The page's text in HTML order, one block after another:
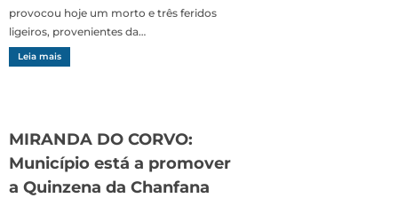
provocou hoje um morto e três feridos
ligeiros, provenientes da…
Leia mais
MIRANDA DO CORVO:
Município está a promover
a Quinzena da Chanfana